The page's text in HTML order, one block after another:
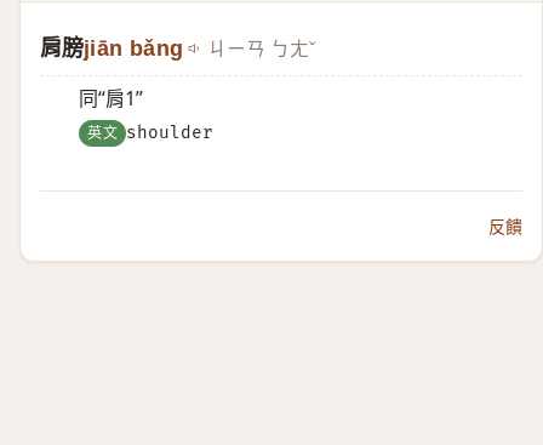
肩膀jiān bǎng ㄐㄧㄢ ㄅㄤˇ
同“肩1”
英文 shoulder
反饋